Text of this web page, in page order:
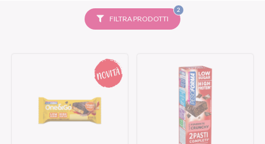
FILTRA PRODOTTI
2FILTRI
SELEZIONATI